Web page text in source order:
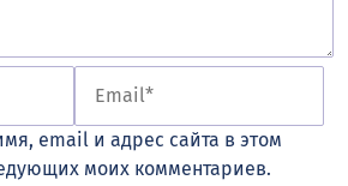
email и адрес сайта в этом
моих комментариев.